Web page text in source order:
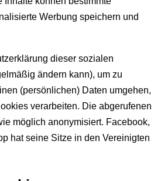
Werbung speichern und
dieser sozialen
ändern kann), um zu
(persönlichen) Daten umgehen,
verarbeiten. Die abgerufenen
möglich anonymisiert. Facebook,
hat seine Sitze in den Vereinigten